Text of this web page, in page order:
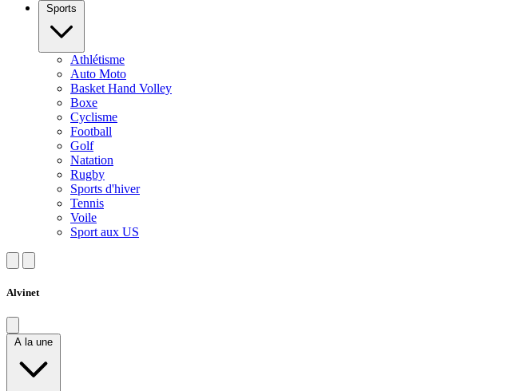
Sports
Athlétisme
Auto Moto
Basket Hand Volley
Boxe
Cyclisme
Football
Golf
Natation
Rugby
Sports d'hiver
Tennis
Voile
Sport aux US
Alvinet
A la une